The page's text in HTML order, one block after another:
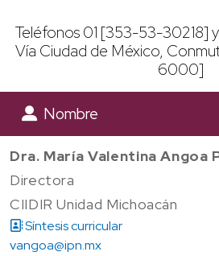
Teléfonos 01 [353-53-
Vía Ciudad de México,
6000]
Nombre
Dra. María Valentina Angoa
Directora
CIIDIR Unidad Michoacán
Síntesis curricular
vangoa@ipn.mx